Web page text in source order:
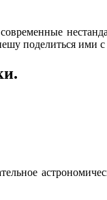
поделиться ими